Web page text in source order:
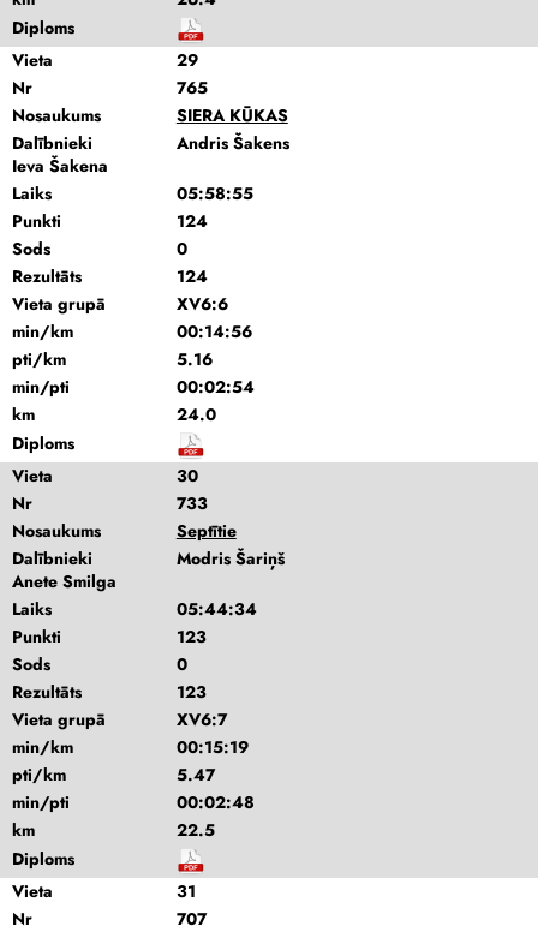
Diploms
Vieta
29
Nr
765
Nosaukums
SIERA KŪKAS
Dalībnieki
Andris Šakens
Ieva Šakena
Laiks
05:58:55
Punkti
124
Sods
0
Rezultāts
124
Vieta grupā
XV6:6
min/km
00:14:56
pti/km
5.16
min/pti
00:02:54
km
24.0
Diploms
Vieta
30
Nr
733
Nosaukums
Septītie
Dalībnieki
Modris Šariņš
Anete Smilga
Laiks
05:44:34
Punkti
123
Sods
0
Rezultāts
123
Vieta grupā
XV6:7
min/km
00:15:19
pti/km
5.47
min/pti
00:02:48
km
22.5
Diploms
Vieta
31
Nr
707